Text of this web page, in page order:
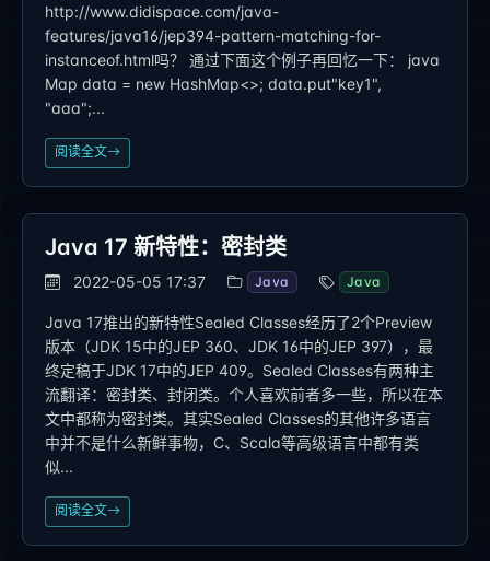
http://www.didispace.com/java-
features/java16/jep394-pattern-matching-for-
instanceof.html吗？ 通过下面这个例子再回忆一下： java
Map data = new HashMap<>; data.put"key1",
"aaa";...
阅读全文
Java 17 新特性：密封类
2022-05-05 17:37 Java Java
Java 17推出的新特性Sealed Classes经历了2个Preview
版本（JDK 15中的JEP 360、JDK 16中的JEP 397），最
终定稿于JDK 17中的JEP 409。Sealed Classes有两种主
流翻译：密封类、封闭类。个人喜欢前者多一些，所以在本
文中都称为密封类。其实Sealed Classes的其他许多语言
中并不是什么新鲜事物，C、Scala等高级语言中都有类
似...
阅读全文